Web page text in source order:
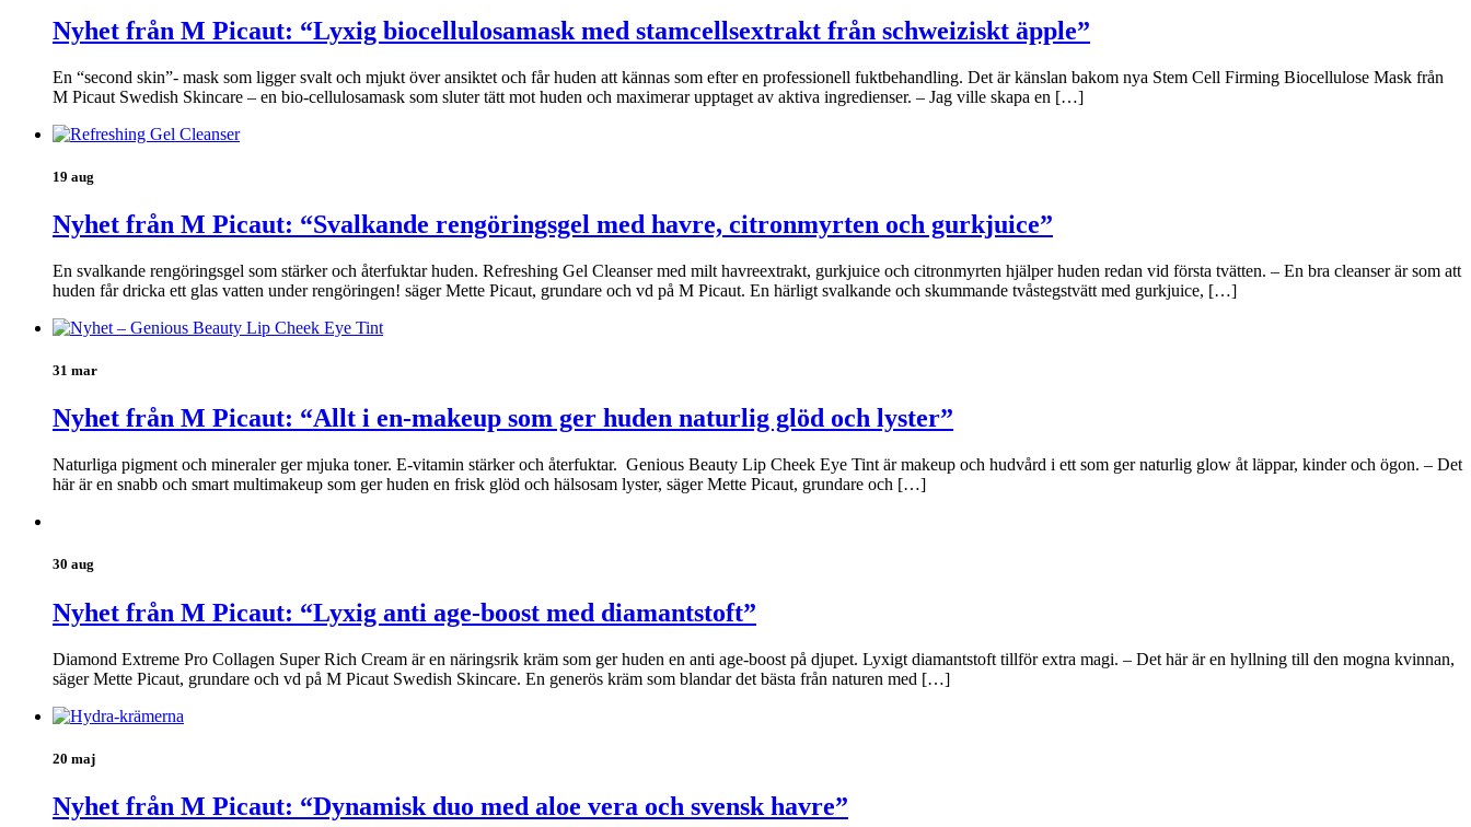
Nyhet från M Picaut: “Lyxig biocellulosamask med stamcellsextrakt från schweiziskt äpple”
En “second skin”- mask som ligger svalt och mjukt över ansiktet och får huden att kännas som efter en professionell fuktbehandling. Det är känslan bakom nya Stem Cell Firming Biocellulose Mask från
M Picaut Swedish Skincare – en bio-cellulosamask som sluter tätt mot huden och maximerar upptaget av aktiva ingredienser. – Jag ville skapa en […]
19 aug
Nyhet från M Picaut: “Svalkande rengöringsgel med havre, citronmyrten och gurkjuice”
En svalkande rengöringsgel som stärker och återfuktar huden. Refreshing Gel Cleanser med milt havreextrakt, gurkjuice och citronmyrten hjälper huden redan vid första tvätten. – En bra cleanser är som att
huden får dricka ett glas vatten under rengöringen! säger Mette Picaut, grundare och vd på M Picaut. En härligt svalkande och skummande tvåstegstvätt med gurkjuice, […]
31 mar
Nyhet från M Picaut: “Allt i en-makeup som ger huden naturlig glöd och lyster”
Naturliga pigment och mineraler ger mjuka toner. E-vitamin stärker och återfuktar. Genious Beauty Lip Cheek Eye Tint är makeup och hudvård i ett som ger naturlig glow åt läppar, kinder och ögon. – Det
här är en snabb och smart multimakeup som ger huden en frisk glöd och hälsosam lyster, säger Mette Picaut, grundare och […]
30 aug
Nyhet från M Picaut: “Lyxig anti age-boost med diamantstoft”
Diamond Extreme Pro Collagen Super Rich Cream är en näringsrik kräm som ger huden en anti age-boost på djupet. Lyxigt diamantstoft tillför extra magi. – Det här är en hyllning till den mogna kvinnan,
säger Mette Picaut, grundare och vd på M Picaut Swedish Skincare. En generös kräm som blandar det bästa från naturen med […]
20 maj
Nyhet från M Picaut: “Dynamisk duo med aloe vera och svensk havre”